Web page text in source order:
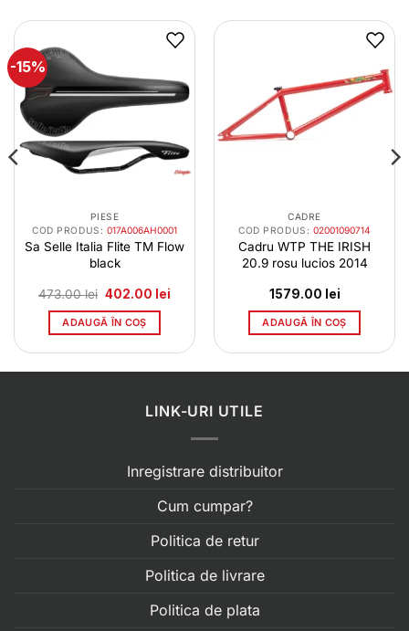
-15%
PIESE
COD PRODUS: 017A006AH0001
Sa Selle Italia Flite TM Flow
black
473.00lei Prețul
a
fost:
402.00 lei
ADAUGĂ ÎN COȘ
CADRE
COD PRODUS: 02001090714
Cadru WTP THE IRISH
20.9 rosu lucios 2014
1579.00 lei
ADAUGĂ ÎN COȘ
LINK-URI UTILE
Inregistrare distribuitor
Cum cumpar?
Politica de retur
Politica de livrare
Politica de plata